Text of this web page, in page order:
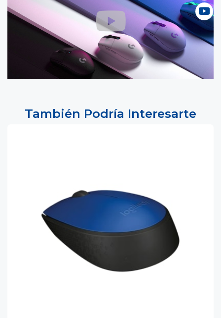
También Podría Interesarte